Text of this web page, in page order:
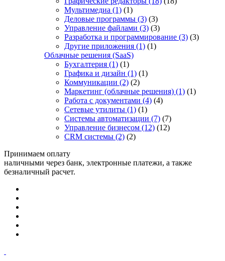
Мультимедиа (1) (1)
Деловые программы (3) (3)
Управление файлами (3) (3)
Разработка и программирование (3) (3)
Другие приложения (1) (1)
Облачные решения (SaaS)
Бухгалтерия (1) (1)
Графика и дизайн (1) (1)
Коммуникации (2) (2)
Маркетинг (облачные решения) (1) (1)
Работа с документами (4) (4)
Сетевые утилиты (1) (1)
Системы автоматизации (7) (7)
Управление бизнесом (12) (12)
CRM системы (2) (2)
Принимаем оплату
наличными через банк, электронные платежи, а также
безналичный расчет.